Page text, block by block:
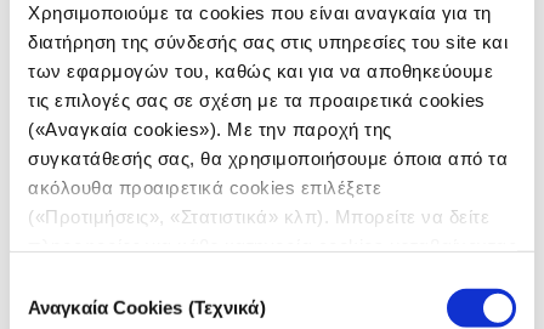
Χρησιμοποιούμε τα cookies που είναι αναγκαία για τη
διατήρηση της σύνδεσής σας στις υπηρεσίες του site και
των εφαρμογών του, καθώς και για να αποθηκεύουμε
τις επιλογές σας σε σχέση με τα προαιρετικά cookies
(«Αναγκαία cookies»). Με την παροχή της
συγκατάθεσής σας, θα χρησιμοποιήσουμε όποια από τα
ακόλουθα προαιρετικά cookies επιλέξετε
(«Προτιμήσεις», «Στατιστικά» κλπ). Μπορείτε να δείτε
συγκατάθεσης
Αναγκαία Cookies (Τεχνικά)
«Unaccompanied children sleep on the floor in shifts
in Greece’s ‘Model Camps’. The EU is aware»
(Ασυνόδευτα παιδιά κοιμούνται στο πάτωμα σε
βάρδιες στα «πρότυπα» camps της Ελλάδας. Η ΕΕ
γνωρίζει)